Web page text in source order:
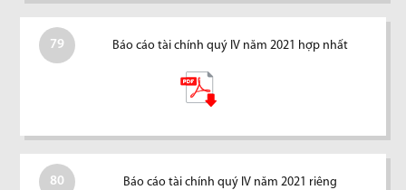
79 Báo cáo tài chính quý IV năm 2021 hợp nhất
80 Báo cáo tài chính quý IV năm 2021 riêng